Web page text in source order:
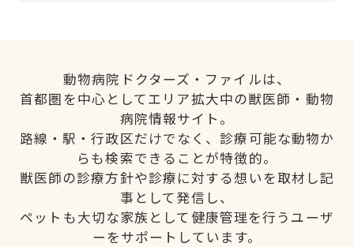
動物病院ドクターズ・ファイルは、
首都圏を中心としてエリア拡大中の獣医師・動物
病院情報サイト。
路線・駅・行政区だけでなく、診療可能な動物か
らも検索できることが特徴的。
獣医師の診療方針や診療に対する想いを取材し記
事として発信し、
ペットも大切な家族として健康管理を行うユーザ
ーをサポートしています。